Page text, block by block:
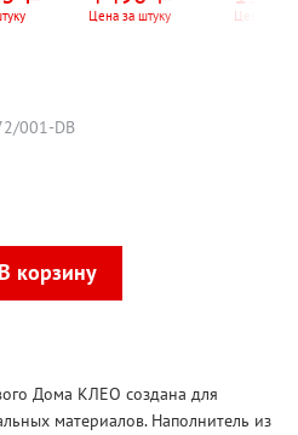
секций
Цена за штуку Цена за
001-DB
Дома КЛЕО создана для
материалов. Наполнитель из